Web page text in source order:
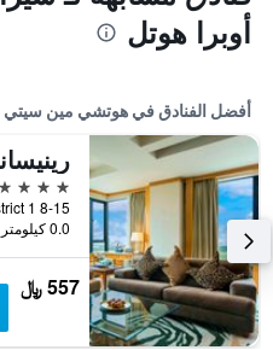
أوبرا هوتل
أفضل الفنادق في هوتشي مين سيتي
5 نجوم
0.0 كيلومتر عن وسط المدينة
557 ﷼